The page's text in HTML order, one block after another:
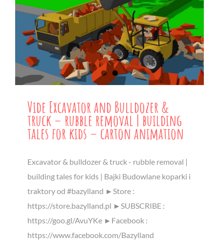
Vide Excavator and Bulldozer &
truck – rubble removal | building
tales for kids – carton animation
Excavator & bulldozer & truck - rubble removal |
building tales for kids | Bajki Budowlane koparki i
traktory od #bazylland ►Store :
https://store.bazylland.pl ►SUBSCRIBE :
https://goo.gl/AvuYKe ►Facebook :
https://www.facebook.com/Bazylland